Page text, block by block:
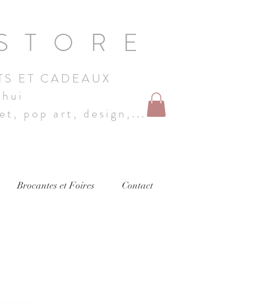
ET CADEAUX
pop art, design,...
Brocantes et Foires Contact